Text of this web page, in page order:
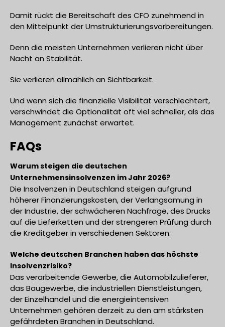
Damit rückt die Bereitschaft des CFO zunehmend in
den Mittelpunkt der Umstrukturierungsvorbereitungen.
Denn die meisten Unternehmen verlieren nicht über
Nacht an Stabilität.
Sie verlieren allmählich an Sichtbarkeit.
Und wenn sich die finanzielle Visibilität verschlechtert,
verschwindet die Optionalität oft viel schneller, als das
Management zunächst erwartet.
FAQs
Warum steigen die deutschen
Unternehmensinsolvenzen im Jahr 2026?
Die Insolvenzen in Deutschland steigen aufgrund
höherer Finanzierungskosten, der Verlangsamung in
der Industrie, der schwächeren Nachfrage, des Drucks
auf die Lieferketten und der strengeren Prüfung durch
die Kreditgeber in verschiedenen Sektoren.
Welche deutschen Branchen haben das höchste
Insolvenzrisiko?
Das verarbeitende Gewerbe, die Automobilzulieferer,
das Baugewerbe, die industriellen Dienstleistungen,
der Einzelhandel und die energieintensiven
Unternehmen gehören derzeit zu den am stärksten
gefährdeten Branchen in Deutschland.